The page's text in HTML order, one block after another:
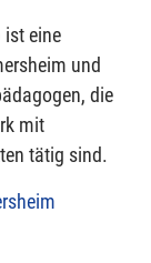
ist eine
und
die
mit
tätig sind.